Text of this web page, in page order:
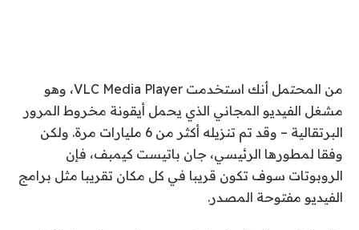
من المحتمل أنك استخدمت VLC Media Player، وهو
مشغل الفيديو المجاني الذي يحمل أيقونة مخروط المرور
البرتقالية – وقد تم تنزيله أكثر من 6 مليارات مرة. ولكن
وفقا لمطورها الرئيسي، جان باتيست كيمبف، فإن
الروبوتات سوف تكون قريبا في كل مكان تقريبا مثل برامج
الفيديو مفتوحة المصدر.